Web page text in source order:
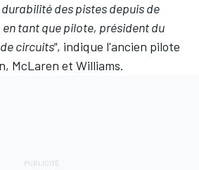
des pistes depuis de
tant que pilote, président du
circuits", indique l'ancien pilote
McLaren et Williams.